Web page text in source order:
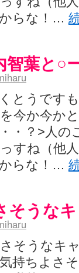
らな！…
葉と○
とうです
今か今か
・？>人の
すね（他
らな！…
そうな
そうなキ
持ちよさ